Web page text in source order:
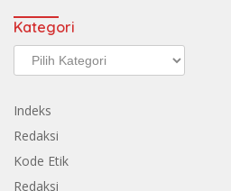
Kategori
Kategori
Indeks
Redaksi
Kode Etik
Redaksi